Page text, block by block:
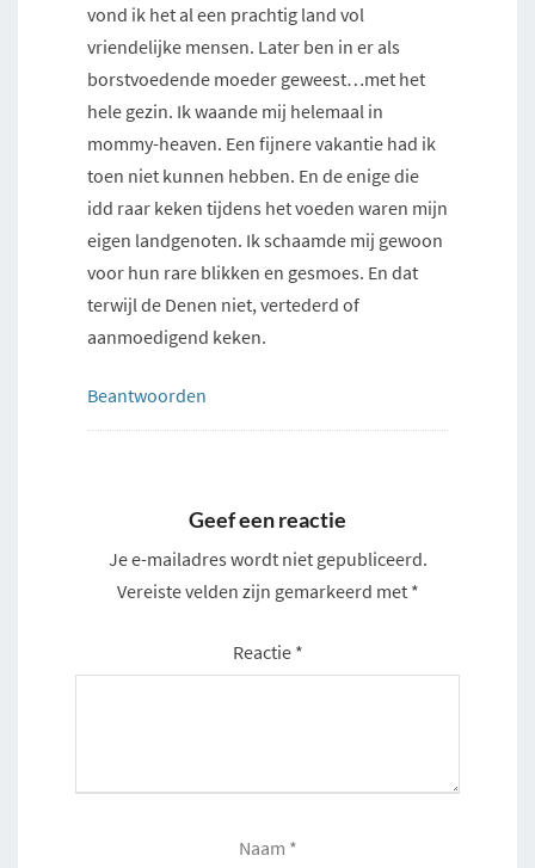
vond ik het al een prachtig land vol
vriendelijke mensen. Later ben in er als
borstvoedende moeder geweest…met het
hele gezin. Ik waande mij helemaal in
mommy-heaven. Een fijnere vakantie had ik
toen niet kunnen hebben. En de enige die
idd raar keken tijdens het voeden waren mijn
eigen landgenoten. Ik schaamde mij gewoon
voor hun rare blikken en gesmoes. En dat
terwijl de Denen niet, vertederd of
aanmoedigend keken.
Beantwoorden
Geef een reactie
Je e-mailadres wordt niet gepubliceerd.
Vereiste velden zijn gemarkeerd met *
Reactie *
Naam *